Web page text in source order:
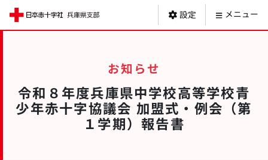
日本赤十字社
設定 メニュー
お知らせ
令和８年度兵庫県中学校高等学校青
少年赤十字協議会 加盟式・例会（第
１学期）報告書